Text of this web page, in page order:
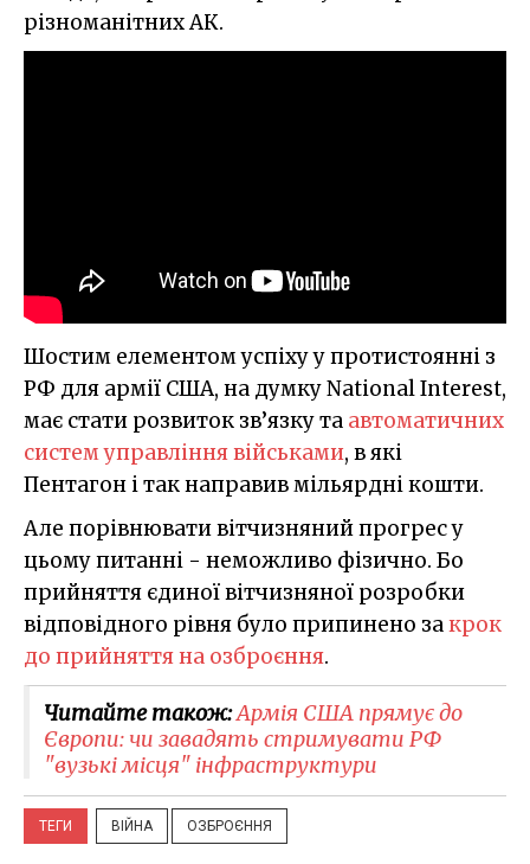
різноманітних АК.
Шостим елементом успіху у протистоянні з
РФ для армії США, на думку National Interest,
має стати розвиток зв’язку та автоматичних
систем управління військами, в які
Пентагон і так направив мільярдні кошти.
Але порівнювати вітчизняний прогрес у
цьому питанні - неможливо фізично. Бо
прийняття єдиної вітчизняної розробки
відповідного рівня було припинено закрок
до прийняття на озброєння.
Читайте також:Армія США прямує до
Європи: чи завадять стримувати РФ
"вузькі місця" інфраструктури
ТЕГИ ВІЙНА ОЗБРОЄННЯ